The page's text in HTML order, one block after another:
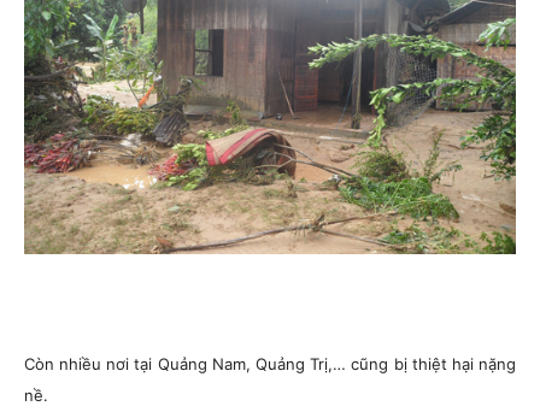
Còn nhiều nơi tại Quảng Nam, Quảng Trị,… cũng bị thiệt hại nặng
nề.